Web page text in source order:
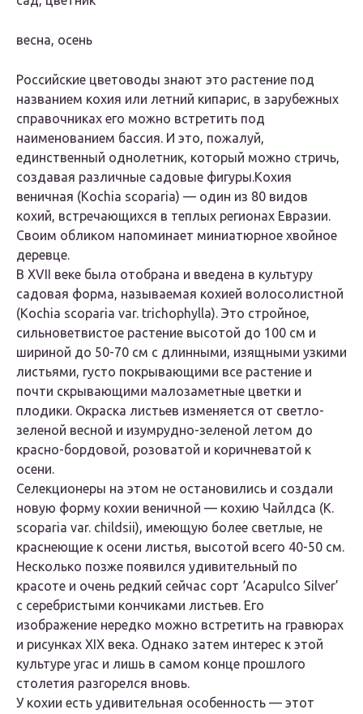
весна, осень
Российские цветоводы знают это растение под
названием кохия или летний кипарис, в зарубежных
справочниках его можно встретить под
наименованием бассия. И это, пожалуй,
единственный однолетник, который можно стричь,
создавая различные садовые фигуры.Кохия
веничная (Kochia scoparia) — один из 80 видов
кохий, встречающихся в теплых регионах Евразии.
Своим обликом напоминает миниатюрное хвойное
деревце.
В XVII веке была отобрана и введена в культуру
садовая форма, называемая кохией волосолистной
(Kochia scoparia var. trichophylla). Это стройное,
сильноветвистое растение высотой до 100 см и
шириной до 50-70 см с длинными, изящными узкими
листьями, густо покрывающими все растение и
почти скрывающими малозаметные цветки и
плодики. Окраска листьев изменяется от светло-
зеленой весной и изумрудно-зеленой летом до
красно-бордовой, розоватой и коричневатой к
осени.
Селекционеры на этом не остановились и создали
новую форму кохии веничной — кохию Чайлдса (K.
scoparia var. childsii), имеющую более светлые, не
краснеющие к осени листья, высотой всего 40-50 см.
Несколько позже появился удивительный по
красоте и очень редкий сейчас сорт ‘Acapulco Silver’
с серебристыми кончиками листьев. Его
изображение нередко можно встретить на гравюрах
и рисунках XIX века. Однако затем интерес к этой
культуре угас и лишь в самом конце прошлого
столетия разгорелся вновь.
У кохии есть удивительная особенность — этот